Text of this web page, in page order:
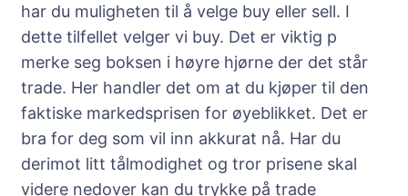
har du muligheten til å velge buy eller sell. I
dette tilfellet velger vi buy. Det er viktig p
merke seg boksen i høyre hjørne der det står
trade. Her handler det om at du kjøper til den
faktiske markedsprisen for øyeblikket. Det er
bra for deg som vil inn akkurat nå. Har du
derimot litt tålmodighet og tror prisene skal
videre nedover kan du trykke på trade